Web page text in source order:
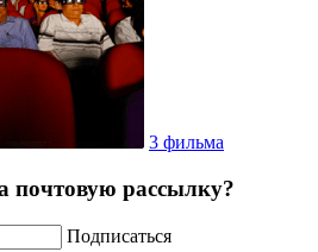
3 фильма
почтовую рассылку?
Подписаться